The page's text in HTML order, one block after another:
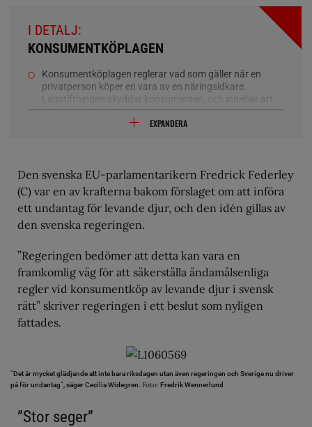
I DETALJ:
KONSUMENTKÖPLAGEN
Konsumentköplagen reglerar vad som gäller när en
privatperson köper en vara av en näringsidkare.
Lagstiftningen skyddar konsumenten, och innebär att
köparen i praktiken kan lämna tillbaka en häst i upp till
som upptäcks inom sex månader anses vara
ursprungligt. Köparen har därmed rätt att lämna tillbaka
varan och få en ny, alternativt få pengar tillbaka.
Köparen kan också ha rätt att få ersättning för
kostnader, såsom uppstallnings- och
Lagstiftningen har lett till ett stort antal rättstvister,
liksom till att vissa uppfödare och hästföretagare har
avstått från att sälja hästar till privatpersoner.
Om en näringsidkare säljer till en annan näringsidkare
eller en privatperson säljer till en annan privatperson
gäller köplagen, som bland annat lägger ett större
EXPANDERA
Den svenska EU-parlamentarikern Fredrick Federley
(C) var en av krafterna bakom förslaget om att införa
ett undantag för levande djur, och den idén gillas av
den svenska regeringen.
”Regeringen bedömer att detta kan vara en
framkomlig väg för att säkerställa ändamålsenliga
regler vid konsumentköp av levande djur i svensk
rätt” skriver regeringen i ett beslut som nyligen
fattades.
”Det är mycket glädjande att inte bara riksdagen utan även regeringen och Sverige nu driver
på för undantag”, säger Cecilia Widegren. Foto: Fredrik Wennerlund
”Stor seger”